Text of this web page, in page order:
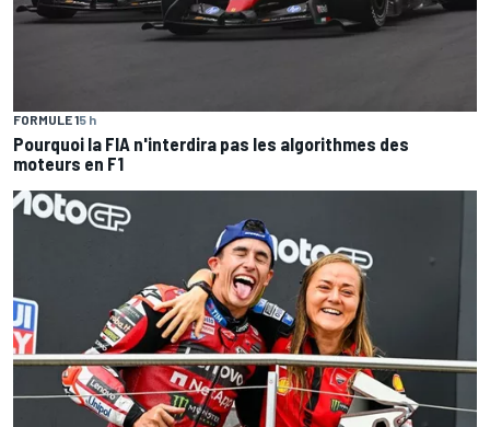
FORMULE 15 h
Pourquoi la FIA n'interdira pas les algorithmes des
moteurs en F1